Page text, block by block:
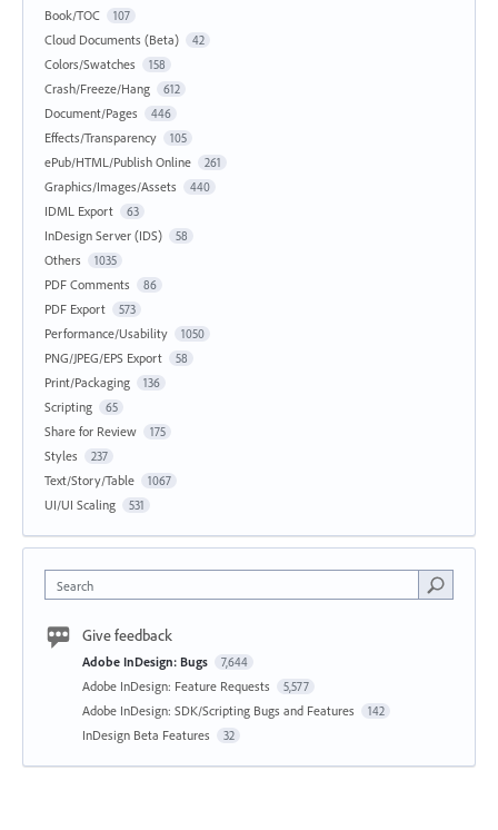
Book/TOC 107
Cloud Documents (Beta) 42
Colors/Swatches 158
Crash/Freeze/Hang 612
Document/Pages 446
Effects/Transparency 105
ePub/HTML/Publish Online 261
Graphics/Images/Assets 440
IDML Export 63
InDesign Server (IDS) 58
Others 1035
PDF Comments 86
PDF Export 573
Performance/Usability 1050
PNG/JPEG/EPS Export 58
Print/Packaging 136
Scripting 65
Share for Review 175
Styles 237
Text/Story/Table 1067
UI/UI Scaling 531
Search
Give feedback
Adobe InDesign: Bugs 7,644
Adobe InDesign: Feature Requests 5,577
Adobe InDesign: SDK/Scripting Bugs and Features 142
InDesign Beta Features 32